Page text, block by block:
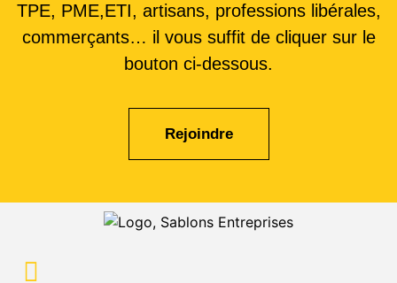
TPE, PME,ETI, artisans, professions libérales,
commerçants… il vous suffit de cliquer sur le
bouton ci-dessous.
Rejoindre